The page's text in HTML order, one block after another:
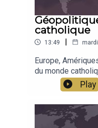
catholique
13:49 |
Europe,
du monde
derrière les
dessine, à
lieux de création
Baptiste Noé
Play